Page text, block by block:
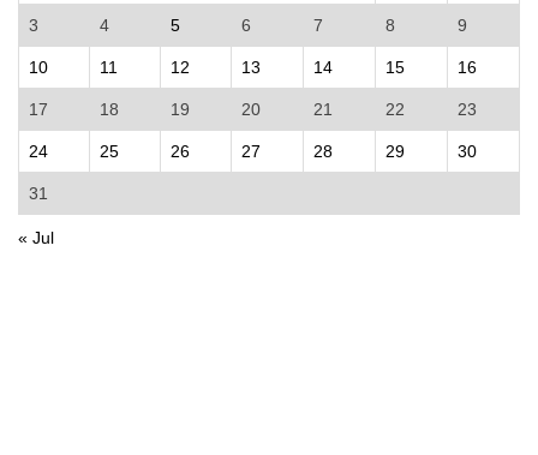
3 4 5 6 7 8 9
10 11 12 13 14 15 16
17 18 19 20 21 22 23
24 25 26 27 28 29 30
31
« Jul